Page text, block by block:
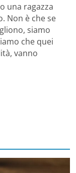
una ragazza
Non è che se
siamo
che quei
vanno